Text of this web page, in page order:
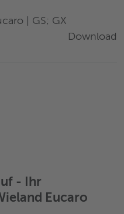
| GS; GX
Download
- Ihr
Eucaro